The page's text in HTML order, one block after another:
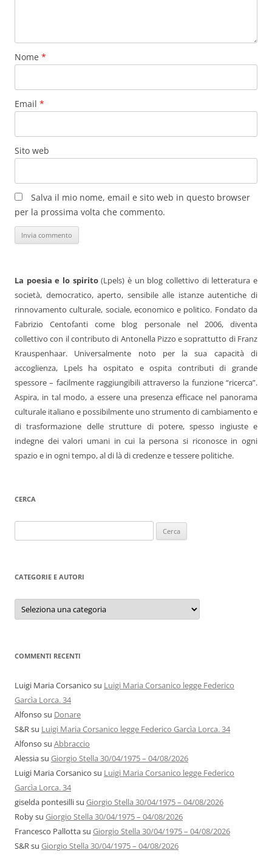
Nome *
Email *
Sito web
Salva il mio nome, email e sito web in questo browser
per la prossima volta che commento.
La poesia e lo spirito(Lpels) è un blog collettivo di letteratura e
società, democratico, aperto, sensibile alle istanze autentiche di
rinnovamento culturale, sociale, economico e politico. Fondato da
Fabrizio Centofanti come blog personale nel 2006, diventa
collettivo con il contributo di Antonella Pizzo e soprattutto di Franz
Krauspenhaar. Universalmente noto per la sua capacità di
accoglienza, Lpels ha ospitato e ospita contributi di grande
spessore – facilmente raggiungibili attraverso la funzione “ricerca”.
Aspira, in tal modo, a essere una presenza efficace nel panorama
culturale italiano e possibilmente uno strumento di cambiamento e
di trasformazione delle strutture di potere, spesso ingiuste e
indegne dei valori umani in cui la persona si riconosce in ogni
spazio e in ogni tempo, al di là di credenze e tessere politiche.
CERCA
per:
CATEGORIE E AUTORI
Categorie
autori
COMMENTI RECENTI
Luigi Maria Corsanico su Luigi Maria Corsanico legge Federico
Garcìa Lorca. 34
Alfonso su Donare
S&Rsu Luigi Maria Corsanico legge Federico Garcìa Lorca. 34
Alfonso su Abbraccio
Alessiasu Giorgio Stella 30/04/1975 – 04/08/2026
Luigi Maria Corsanico su Luigi Maria Corsanico legge Federico
Garcìa Lorca. 34
giselda pontesillisu Giorgio Stella 30/04/1975 – 04/08/2026
Robysu Giorgio Stella 30/04/1975 – 04/08/2026
Francesco Pallottasu Giorgio Stella 30/04/1975 – 04/08/2026
S&Rsu Giorgio Stella 30/04/1975 – 04/08/2026